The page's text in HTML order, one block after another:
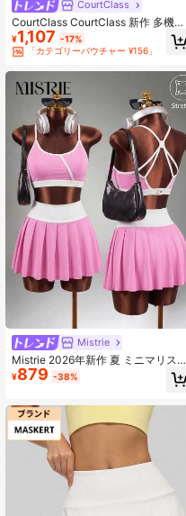
CourtClass
CourtClass CourtClass 新作 多機能
高級レディーススポーツランニング
スカート
¥1,107 -17%
「カテゴリーバウチャー ¥156」
Mistrie
Mistrie 2026年新作 夏 ミニマリスト
ファッション レディース 無地 スポ
ーツショーツ
¥879 -38%